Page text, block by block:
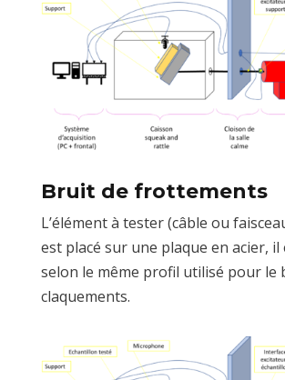
Bruit de frottements
L’élément à tester (câble ou
est placé sur une plaque en acier, il
selon le même profil utilisé pour le
claquements.